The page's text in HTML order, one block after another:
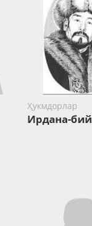
Ҳукмдорлар
Ирдана-бий